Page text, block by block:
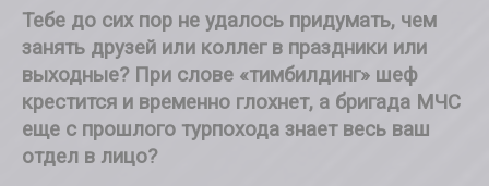
Тебе до сих пор не удалось придумать, чем
занять друзей или коллег в праздники или
выходные? При слове «тимбилдинг» шеф
крестится и временно глохнет, а бригада МЧС
еще с прошлого турпохода знает весь ваш
отдел в лицо?